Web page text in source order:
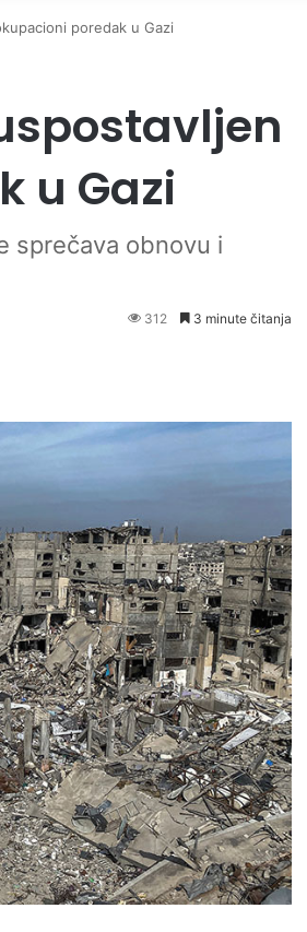
poredak u Gazi
u Gazi
sprečava obnovu i
312 3 minute čitanja